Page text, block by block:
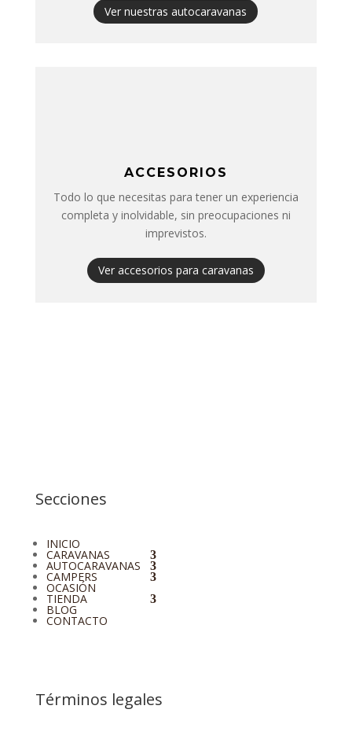
Ver nuestras autocaravanas
ACCESORIOS
Todo lo que necesitas para tener un experiencia
completa y inolvidable, sin preocupaciones ni
imprevistos.
Ver accesorios para caravanas
Secciones
INICIO
CARAVANAS
AUTOCARAVANAS
CAMPERS
OCASIÓN
TIENDA
BLOG
CONTACTO
Términos legales